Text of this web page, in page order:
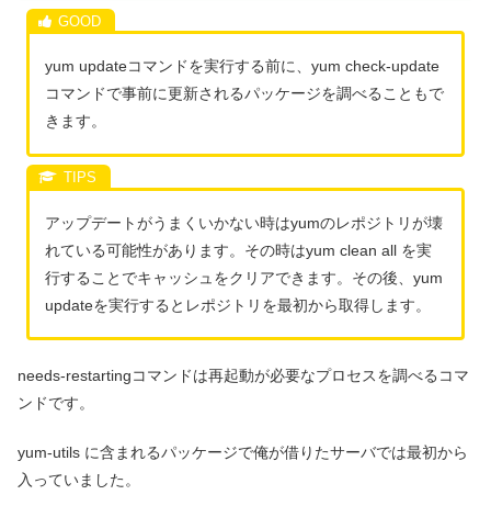
yum updateコマンドを実行する前に、yum check-update
コマンドで事前に更新されるパッケージを調べることもで
きます。
アップデートがうまくいかない時はyumのレポジトリが壊
れている可能性があります。その時はyum clean all を実
行することでキャッシュをクリアできます。その後、yum
updateを実行するとレポジトリを最初から取得します。
needs-restartingコマンドは再起動が必要なプロセスを調べるコマ
ンドです。
yum-utils に含まれるパッケージで俺が借りたサーバでは最初から
入っていました。